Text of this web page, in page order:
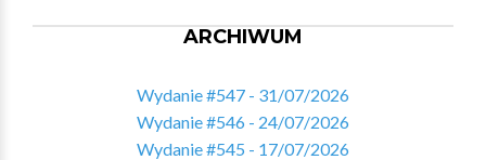
ARCHIWUM
Wydanie #547 - 31/07/2026
Wydanie #546 - 24/07/2026
Wydanie #545 - 17/07/2026